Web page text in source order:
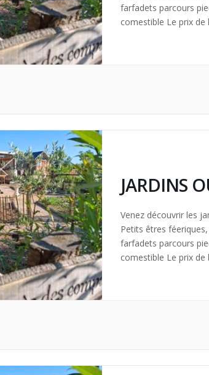
farfadets parcours
comestible Le prix de
JARDINS
Venez découvrir les
Petits êtres
farfadets parcours
comestible Le prix de